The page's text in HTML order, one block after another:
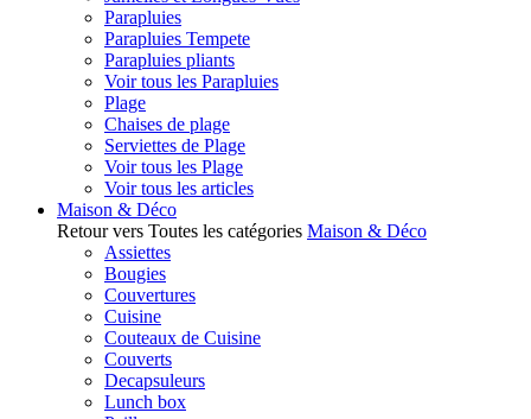
Parapluies
Parapluies Tempete
Parapluies pliants
Voir tous les Parapluies
Plage
Chaises de plage
Serviettes de Plage
Voir tous les Plage
Voir tous les articles
Maison & Déco
Retour vers Toutes les catégories Maison & Déco
Assiettes
Bougies
Couvertures
Cuisine
Couteaux de Cuisine
Couverts
Decapsuleurs
Lunch box